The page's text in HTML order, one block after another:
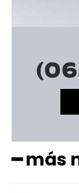
━ más